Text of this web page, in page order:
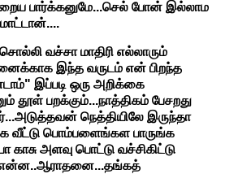
பார்க்கனுமே...செல் போன் இல்லாம
வச்சா மாதிரி எல்லாரும்
இந்த வருடம் என் பிறந்த
இப்படி ஒரு அறிக்கை
தூள் பறக்கும்...நாத்திகம் பேசறது
நெத்தியிலே இருந்தா
வீட்டு பொம்பளைங்கள பாருங்க
காசு அளவு பொட்டு வச்சிகிட்டு
என்ன..ஆராதனை...தங்கத்